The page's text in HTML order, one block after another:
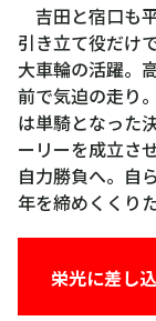
吉田と宿口も
引き立て役だけ
大車輪の活躍。
前で気迫の走り
は単騎となった
ーリーを成立さ
自力勝負へ。自
年を締めくくりた
栄光に差し